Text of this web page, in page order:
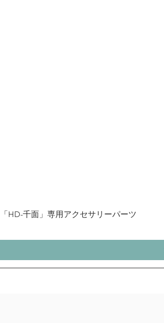
HD-千面」専用アクセサリーパーツ